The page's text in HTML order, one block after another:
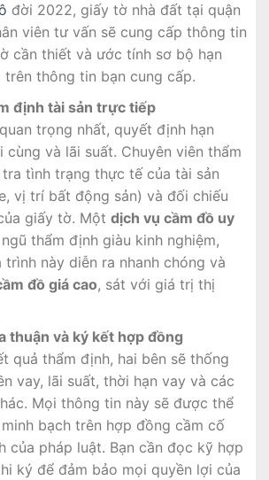
đời 2022, giấy tờ nhà đất tại quận
viên tư vấn sẽ cung cấp thông tin
cần thiết và ước tính sơ bộ hạn
trên thông tin bạn cung cấp.
định tài sản trực tiếp
trọng nhất, quyết định hạn
cùng và lãi suất. Chuyên viên thẩm
tình trạng thực tế của tài sản
vị trí bất động sản) và đối chiếu
giấy tờ. Một dịch vụ cầm đồ uy
thẩm định giàu kinh nghiệm,
trình này diễn ra nhanh chóng và
đồ giá cao, sát với giá trị thị
thuận và ký kết hợp đồng
quả thẩm định, hai bên sẽ thống
vay, lãi suất, thời hạn vay và các
Mọi thông tin này sẽ được thể
bạch trên hợp đồng cầm cố
của pháp luật. Bạn cần đọc kỹ hợp
ký để đảm bảo mọi quyền lợi của